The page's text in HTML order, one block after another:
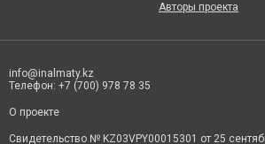
Авторы проекта
info@inalmaty.kz
Телефон: +7 (700) 978 78 35
О проекте
Свидетельство № KZ03VPY00015301 от 25